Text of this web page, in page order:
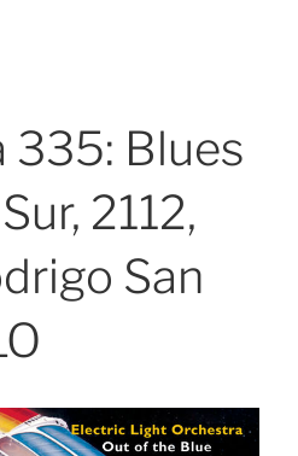
335: Blues
2112,
San